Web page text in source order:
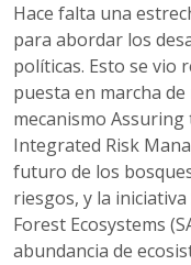
Hace falta una
para abordar los
políticas. Esto se vio
puesta en marcha
mecanismo
Integrated Risk
futuro de los
riesgos, y la
Forest Ecosystems
abundancia de